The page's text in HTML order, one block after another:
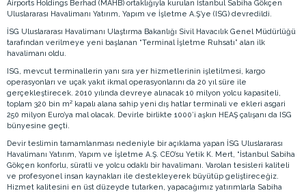
Airports Holdings Berhad (MAHB) ortaklığıyla kurulan İstanbul Sabiha Gökçen
Uluslararası Havalimanı Yatırım, Yapım ve İşletme A.Ş’ye (ISG) devredildi.
İSG Uluslararası Havalimanı Ulaştırma Bakanlığı Sivil Havacılık Genel Müdürlüğü
tarafından verilmeye yeni başlanan “Terminal İşletme Ruhsatı” alan ilk
havalimanı oldu.
ISG, mevcut terminallerin yanı sıra yer hizmetlerinin işletilmesi, kargo
operasyonları ve uçak yakıt ikmal operasyonlarını da 20 yıl süre ile
gerçekleştirecek. 2010 yılında devreye alınacak 10 milyon yolcu kapasiteli,
toplam 320 bin m² kapalı alana sahip yeni dış hatlar terminali ve ekleri asgari
250 milyon Euro’ya mal olacak. Devirle birlikte 1000’i aşkın HEAŞ çalışanı da ISG
bünyesine geçti.
Devir teslimin tamamlanması nedeniyle bir açıklama yapan İSG Uluslararası
Havalimanı Yatırım, Yapım ve İşletme A.Ş. CEO’su Yetik K. Mert, “İstanbul Sabiha
Gökçen konforlu, süratli ve yolcu odaklı bir havalimanı. Varolan tesisleri kaliteli
ve profesyonel insan kaynakları ile destekleyerek büyütüp geliştireceğiz.
Hizmet kalitesini en üst düzeyde tutarken, yapacağımız yatırımlarla Sabiha